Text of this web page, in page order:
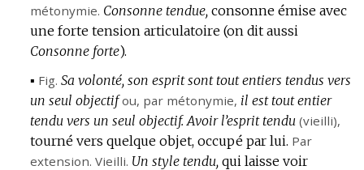
DOMAINE
:
DE
DOMAINE
métonymie. Consonne tendue, consonne émise avec
une forte tension articulatoire (on dit aussi
Consonne forte).
▪ Fig. Sa volonté, son esprit sont tout entiers tendus vers
un seul objectif ou, par métonymie, il est tout entier
tendu vers un seul objectif. Avoir l’esprit tendu (vieilli),
tourné vers quelque objet, occupé par lui. Par
extension. Vieilli. Un style tendu, qui laisse voir